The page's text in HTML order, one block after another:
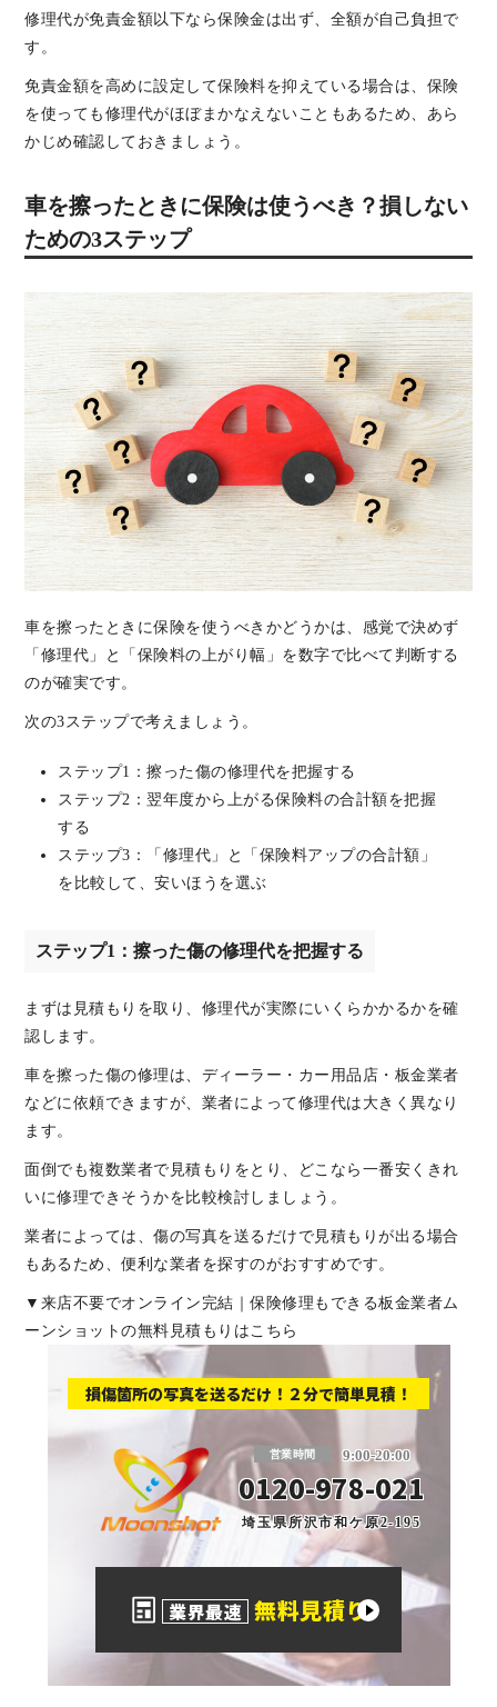
修理代が免責金額以下なら保険金は出ず、全額が自己負担で
す。
免責金額を高めに設定して保険料を抑えている場合は、保険
を使っても修理代がほぼまかなえないこともあるため、あら
かじめ確認しておきましょう。
車を擦ったときに保険は使うべき？損しない
ための3ステップ
車を擦ったときに保険を使うべきかどうかは、感覚で決めず
「修理代」と「保険料の上がり幅」を数字で比べて判断する
のが確実です。
次の3ステップで考えましょう。
ステップ1：擦った傷の修理代を把握する
ステップ2：翌年度から上がる保険料の合計額を把握
する
ステップ3：「修理代」と「保険料アップの合計額」
を比較して、安いほうを選ぶ
ステップ1：擦った傷の修理代を把握する
まずは見積もりを取り、修理代が実際にいくらかかるかを確
認します。
車を擦った傷の修理は、ディーラー・カー用品店・板金業者
などに依頼できますが、業者によって修理代は大きく異なり
ます。
面倒でも複数業者で見積もりをとり、どこなら一番安くきれ
いに修理できそうかを比較検討しましょう。
業者によっては、傷の写真を送るだけで見積もりが出る場合
もあるため、便利な業者を探すのがおすすめです。
▼来店不要でオンライン完結｜保険修理もできる板金業者ム
ーンショットの無料見積もりはこちら
損傷箇所の写真を送るだけ！２分で簡単見積！
営業時間 9:00-20:00
0120-978-021
埼玉県所沢市和ケ原2-195
業界最速 無料見積り